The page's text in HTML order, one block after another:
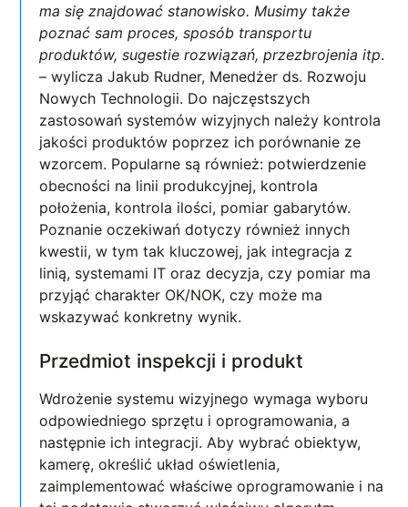
ma się znajdować stanowisko. Musimy także
poznać sam proces, sposób transportu
produktów, sugestie rozwiązań, przezbrojenia itp.
– wylicza Jakub Rudner, Menedżer ds. Rozwoju
Nowych Technologii. Do najczęstszych
zastosowań systemów wizyjnych należy kontrola
jakości produktów poprzez ich porównanie ze
wzorcem. Popularne są również: potwierdzenie
obecności na linii produkcyjnej, kontrola
położenia, kontrola ilości, pomiar gabarytów.
Poznanie oczekiwań dotyczy również innych
kwestii, w tym tak kluczowej, jak integracja z
linią, systemami IT oraz decyzja, czy pomiar ma
przyjąć charakter OK/NOK, czy może ma
wskazywać konkretny wynik.
Przedmiot inspekcji i produkt
Wdrożenie systemu wizyjnego wymaga wyboru
odpowiedniego sprzętu i oprogramowania, a
następnie ich integracji. Aby wybrać obiektyw,
kamerę, określić układ oświetlenia,
zaimplementować właściwe oprogramowanie i na